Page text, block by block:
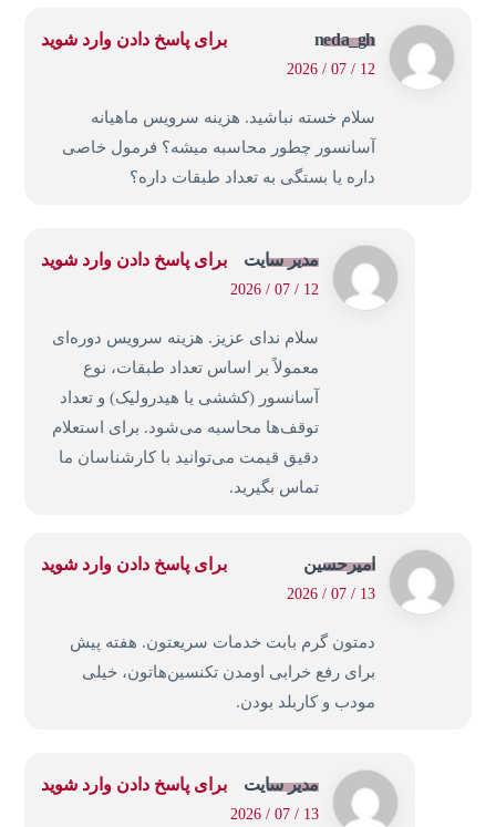
neda_gh
12 / 07 / 2026
سلام خسته نباشید. هزینه سرویس ماهیانه
آسانسور چطور محاسبه میشه؟ فرمول خاصی
داره یا بستگی به تعداد طبقات داره؟
برای پاسخ دادن وارد شوید
مدیر سایت
12 / 07 / 2026
سلام ندای عزیز. هزینه سرویس دوره‌ای
معمولاً بر اساس تعداد طبقات، نوع
آسانسور (کششی یا هیدرولیک) و تعداد
توقف‌ها محاسبه می‌شود. برای استعلام
دقیق قیمت می‌توانید با کارشناسان ما
تماس بگیرید.
برای پاسخ دادن وارد شوید
امیرحسین
13 / 07 / 2026
دمتون گرم بابت خدمات سریعتون. هفته پیش
برای رفع خرابی اومدن تکنسین‌هاتون، خیلی
مودب و کاربلد بودن.
برای پاسخ دادن وارد شوید
مدیر سایت
13 / 07 / 2026
برای پاسخ دادن وارد شوید